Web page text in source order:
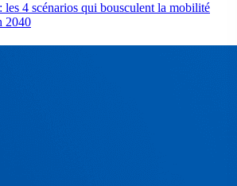
4 scénarios qui bousculent la mobilité
2040